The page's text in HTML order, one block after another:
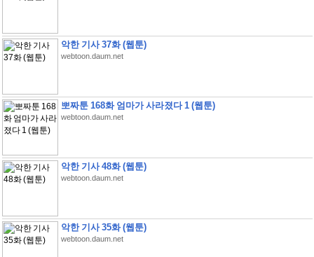
악한 기사 37화 (웹툰)
webtoon.daum.net
뽀짜툰 168화 엄마가 사라졌다 1 (웹툰)
webtoon.daum.net
악한 기사 48화 (웹툰)
webtoon.daum.net
악한 기사 35화 (웹툰)
webtoon.daum.net